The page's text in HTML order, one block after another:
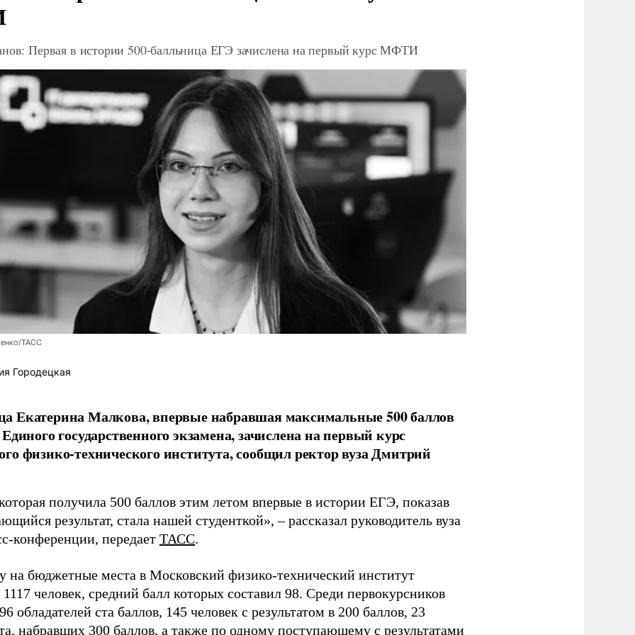
Первая в истории 500-балльница ЕГЭ зачислена на первый курс МФТИ
ТАСС
Городецкая
Екатерина Малкова, впервые набравшая максимальные 500 баллов
государственного экзамена, зачислена на первый курс
физико-технического института, сообщил ректор вуза Дмитрий
получила 500 баллов этим летом впервые в истории ЕГЭ, показав
результат, стала нашей студенткой», – рассказал руководитель вуза
конференции, передает ТАСС.
на бюджетные места в Московский физико-технический институт
человек, средний балл которых составил 98. Среди первокурсников
обладателей ста баллов, 145 человек с результатом в 200 баллов, 23
набравших 300 баллов, а также по одному поступающему с результатами